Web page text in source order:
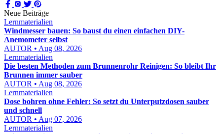
Neue Beiträge
Lernmaterialien
Windmesser bauen: So baust du einen einfachen DIY-
Anemometer selbst
AUTOR • Aug 08, 2026
Lernmaterialien
Die besten Methoden zum Brunnenrohr Reinigen: So bleibt Ihr
Brunnen immer sauber
AUTOR • Aug 08, 2026
Lernmaterialien
Dose bohren ohne Fehler: So setzt du Unterputzdosen sauber
und schnell
AUTOR • Aug 07, 2026
Lernmaterialien